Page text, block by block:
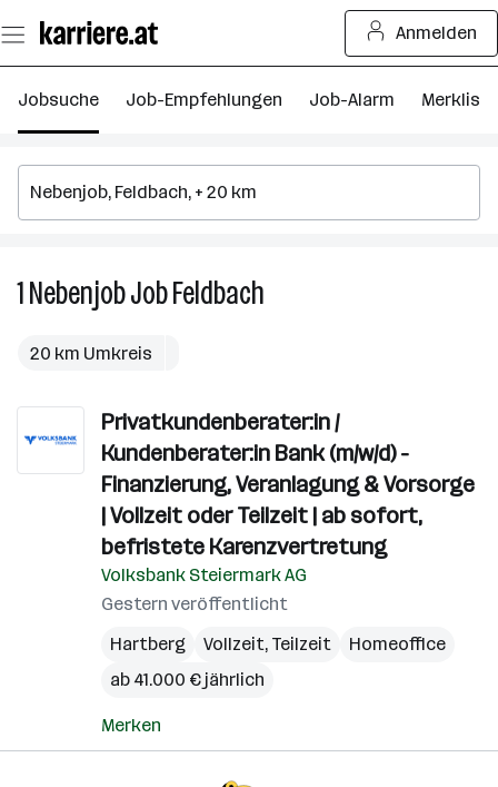
Seiteninhalt
springen
Anmelden
Jobsuche Job-Empfehlungen Job-Alarm Merkliste
1NebenjobJobFeldbach
20 km Umkreis
Privatkundenberater:in /
Kundenberater:in Bank (m/w/d) -
Finanzierung, Veranlagung & Vorsorge
| Vollzeit oder Teilzeit | ab sofort,
befristete Karenzvertretung
Volksbank Steiermark AG
Gestern veröffentlicht
Hartberg
Vollzeit, Teilzeit
Homeoffice
ab 41.000 € jährlich
Merken